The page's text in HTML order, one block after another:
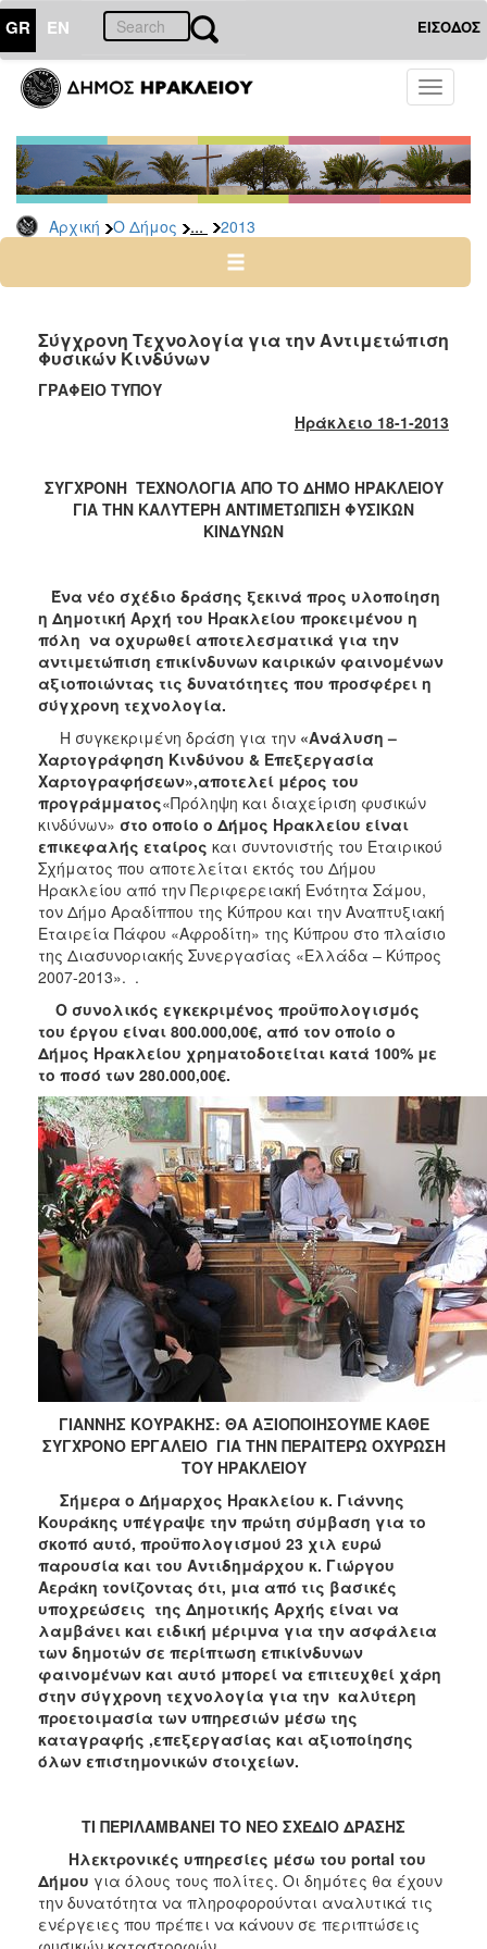
GR EN ΕΙΣΟΔΟΣ
Toggle
Αρχική Ο Δήμος ... 2013
ΔΗΜΟΣ
Δελτία
Τύπου
Αρχείο
2026
2024
2022
2021
2018
2017
2015
2013
2012
2011
2010
2006
ΤΟΠΟΣ
ΠΟΛΙΤΙΣΜΟΣ
ΑΝΘΕΚΤΙΚΗ
Σύγχρονη Τεχνολογία για την Αντιμετώπιση
Φυσικών Κινδύνων
ΓΡΑΦΕΙΟ ΤΥΠΟΥ
Ηράκλειο 18-1-2013
ΣΥΓΧΡΟΝΗ ΤΕΧΝΟΛΟΓΙΑ ΑΠΟ ΤΟ ΔΗΜΟ ΗΡΑΚΛΕΙΟΥ
ΓΙΑ ΤΗΝ ΚΑΛΥΤΕΡΗ ΑΝΤΙΜΕΤΩΠΙΣΗ ΦΥΣΙΚΩΝ
ΚΙΝΔΥΝΩΝ
Ένα νέο σχέδιο δράσης ξεκινά προς υλοποίηση
η Δημοτική Αρχή του Ηρακλείου προκειμένου η
πόλη να οχυρωθεί αποτελεσματικά για την
αντιμετώπιση επικίνδυνων καιρικών φαινομένων
αξιοποιώντας τις δυνατότητες που προσφέρει η
σύγχρονη τεχνολογία.
Η συγκεκριμένη δράση για την «Ανάλυση –
Χαρτογράφηση Κινδύνου & Επεξεργασία
Χαρτογραφήσεων»,αποτελεί μέρος του
προγράμματος«Πρόληψη και διαχείριση φυσικών
κινδύνων» στο οποίο ο Δήμος Ηρακλείου είναι
επικεφαλής εταίρος και συντονιστής του Εταιρικού
Σχήματος που αποτελείται εκτός του Δήμου
Ηρακλείου από την Περιφερειακή Ενότητα Σάμου,
τον Δήμο Αραδίππου της Κύπρου και την Αναπτυξιακή
Εταιρεία Πάφου «Αφροδίτη» της Κύπρου στο πλαίσιο
της Διασυνοριακής Συνεργασίας «Ελλάδα – Κύπρος
2007-2013». .
Ο συνολικός εγκεκριμένος προϋπολογισμός
του έργου είναι 800.000,00€, από τον οποίο ο
Δήμος Ηρακλείου χρηματοδοτείται κατά 100% με
το ποσό των 280.000,00€.
ΓΙΑΝΝΗΣ ΚΟΥΡΑΚΗΣ: ΘΑ ΑΞΙΟΠΟΙΗΣΟΥΜΕ ΚΑΘΕ
ΣΥΓΧΡΟΝΟ ΕΡΓΑΛΕΙΟ ΓΙΑ ΤΗΝ ΠΕΡΑΙΤΕΡΩ ΟΧΥΡΩΣΗ
ΤΟΥ ΗΡΑΚΛΕΙΟΥ
Σήμερα ο Δήμαρχος Ηρακλείου κ. Γιάννης
Κουράκης υπέγραψε την πρώτη σύμβαση για το
σκοπό αυτό, προϋπολογισμού 23 χιλ ευρώ
παρουσία και του Αντιδημάρχου κ. Γιώργου
Αεράκη τονίζοντας ότι, μια από τις βασικές
υποχρεώσεις της Δημοτικής Αρχής είναι να
λαμβάνει και ειδική μέριμνα για την ασφάλεια
των δημοτών σε περίπτωση επικίνδυνων
φαινομένων και αυτό μπορεί να επιτευχθεί χάρη
στην σύγχρονη τεχνολογία για την καλύτερη
προετοιμασία των υπηρεσιών μέσω της
καταγραφής ,επεξεργασίας και αξιοποίησης
όλων επιστημονικών στοιχείων.
ΤΙ ΠΕΡΙΛΑΜΒΑΝΕΙ ΤΟ ΝΕΟ ΣΧΕΔΙΟ ΔΡΑΣΗΣ
Ηλεκτρονικές υπηρεσίες μέσω του portal του
Δήμου για όλους τους πολίτες. Οι δημότες θα έχουν
την δυνατότητα να πληροφορούνται αναλυτικά τις
ενέργειες που πρέπει να κάνουν σε περιπτώσεις